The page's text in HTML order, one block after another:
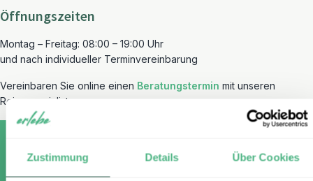
Zustimmung Details Über Cookies
Öffnungszeiten
Montag – Freitag: 08:00 – 19:00 Uhr
und nach individueller Terminvereinbarung
Vereinbaren Sie online einen Beratungstermin mit unseren
Reisespezialisten.